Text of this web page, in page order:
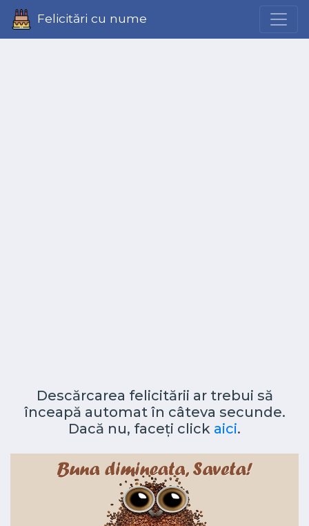
Felicitări cu nume
Descărcarea felicitării ar trebui să
înceapă automat în câteva secunde.
Dacă nu, faceți click aici.